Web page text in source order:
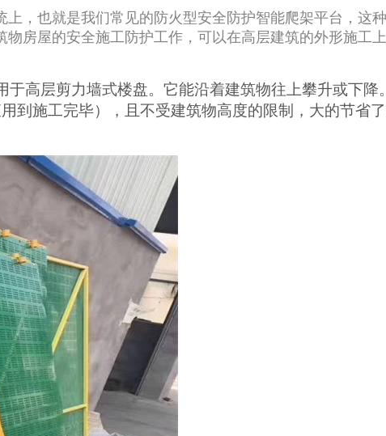
，也就是我们常见的防火型安全防护智能爬架平台，这
房屋的安全施工防护工作，可以在高层建筑的外形施工上
于高层剪力墙式楼盘。它能沿着建筑物往上攀升或下
到施工完毕），且不受建筑物高度的限制，大的节省